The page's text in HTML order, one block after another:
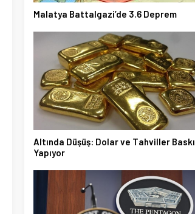
Malatya Battalgazi’de 3.6 Deprem
Altında Düşüş: Dolar ve Tahviller Baskı
Yapıyor